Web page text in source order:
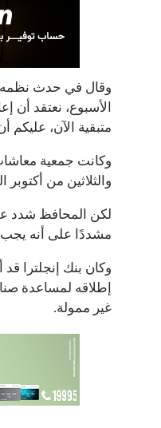
وقال في حدث نظمه
الأسبوع، نعتقد أن
متبقية الآن، عليكم
وكانت جمعية
والثلاثين من أكتوبر
لكن المحافظ شدد
مشددًا على أنه يجب
وكان بنك إنجلترا
إطلاقه لمساعدة
غير ممولة.